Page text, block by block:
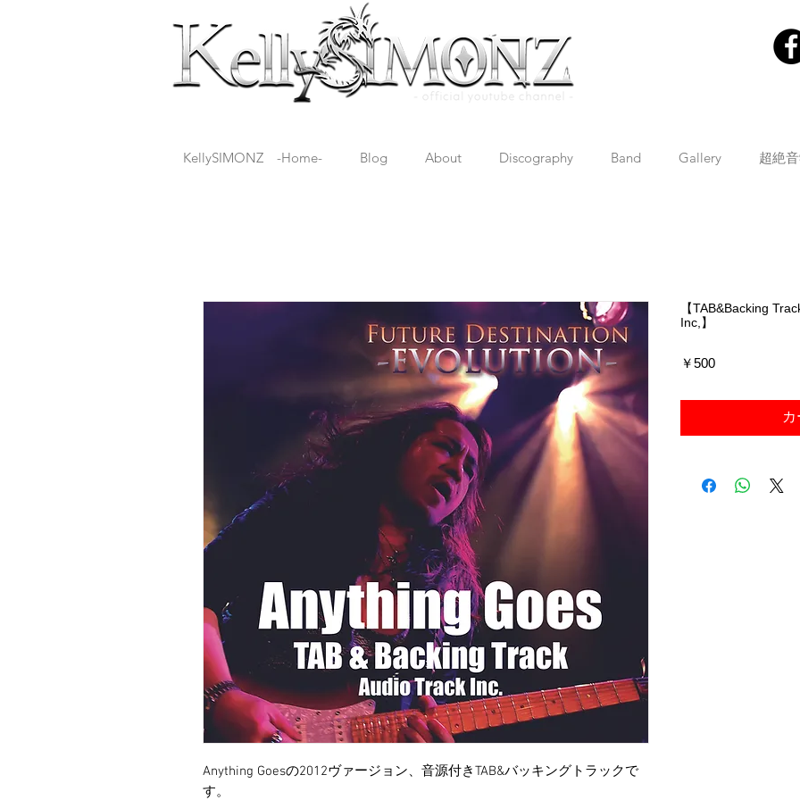
KellySIMONZ -Home- Blog About Discography Band Gallery 超絶
Anything Goesの2012ヴァージョン、音源付きTAB&バッキングトラックで
す。
【TAB&Backing
Inc,】
￥500価